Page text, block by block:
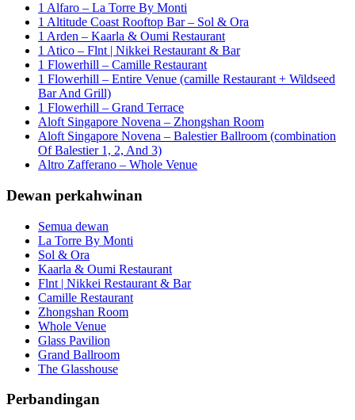
1 Alfaro – La Torre By Monti
1 Altitude Coast Rooftop Bar – Sol & Ora
1 Arden – Kaarla & Oumi Restaurant
1 Atico – Flnt | Nikkei Restaurant & Bar
1 Flowerhill – Camille Restaurant
1 Flowerhill – Entire Venue (camille Restaurant + Wildseed
Bar And Grill)
1 Flowerhill – Grand Terrace
Aloft Singapore Novena – Zhongshan Room
Aloft Singapore Novena – Balestier Ballroom (combination
Of Balestier 1, 2, And 3)
Altro Zafferano – Whole Venue
Dewan perkahwinan
Semua dewan
La Torre By Monti
Sol & Ora
Kaarla & Oumi Restaurant
Flnt | Nikkei Restaurant & Bar
Camille Restaurant
Zhongshan Room
Whole Venue
Glass Pavilion
Grand Ballroom
The Glasshouse
Perbandingan